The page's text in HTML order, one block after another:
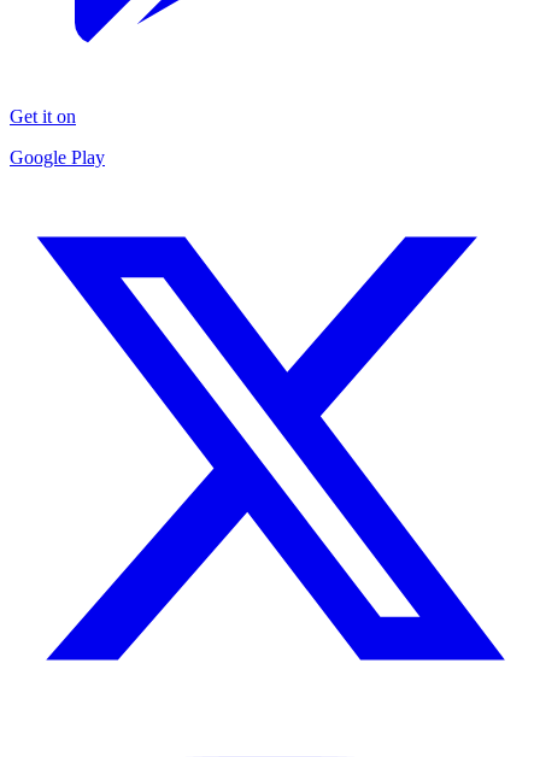
Get it on
Google Play